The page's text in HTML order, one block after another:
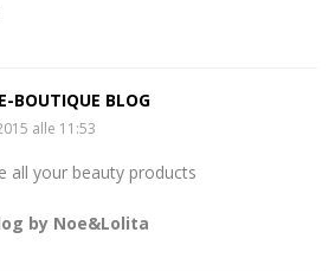
BOUTIQUE BLOG
alle 11:53
all your beauty products
by Noe&Lolita